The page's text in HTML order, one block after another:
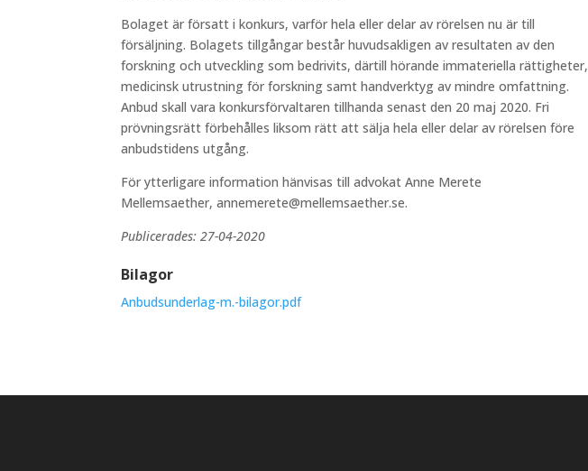
Bolaget är försatt i konkurs, varför hela eller delar av rörelsen nu är till
försäljning. Bolagets tillgångar består huvudsakligen av resultaten av den
forskning och utveckling som bedrivits, därtill hörande immateriella rättigheter,
medicinsk utrustning för forskning samt handverktyg av mindre omfattning.
Anbud skall vara konkursförvaltaren tillhanda senast den 20 maj 2020. Fri
prövningsrätt förbehålles liksom rätt att sälja hela eller delar av rörelsen före
anbudstidens utgång.
För ytterligare information hänvisas till advokat Anne Merete
Mellemsaether, annemerete@mellemsaether.se.
Publicerades: 27-04-2020
Bilagor
Anbudsunderlag-m.-bilagor.pdf